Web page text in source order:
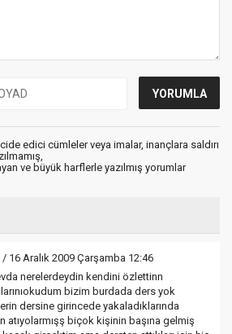
edici cümleler veya imalar, inançlara saldırı
ve büyük harflerle yazılmış yorumlar
/ 16 Aralık 2009 Çarşamba 12:46
nerelerdeydin kendini özlettinn
bizim burdada ders yok
dersine girincede yakaladıklarında
atıyolarmışş biçok kişinin başına gelmiş